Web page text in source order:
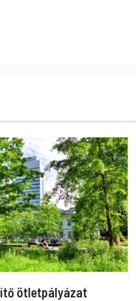
ötletpályázat